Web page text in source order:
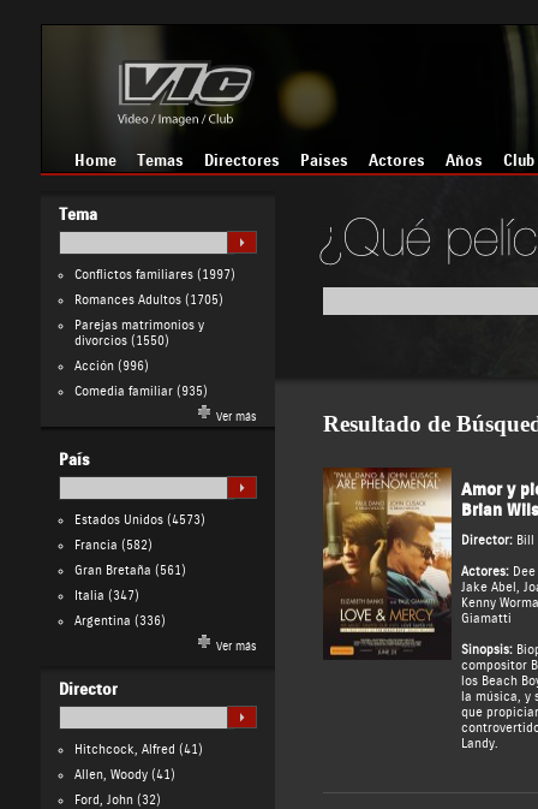
Home Temas Directores Países Actores Años Club
Tema
Conflictos familiares(1997)
Romances Adultos(1705)
Parejas matrimonios y
divorcios(1550)
Acción(996)
Comedia familiar(935)
Ver más
País
Estados Unidos(4573)
Francia (582)
Gran Bretaña (561)
Italia (347)
Argentina (336)
Ver más
Director
Hitchcock, Alfred (41)
Allen, Woody(41)
Ford, John(32)
Resultado de
Amor y
Brian
Director: Bill
Actores:
Jake Abel ,
Kenny
Giamatti
Sinopsis:
compositor
los Beach
la música, y
que
Landy.